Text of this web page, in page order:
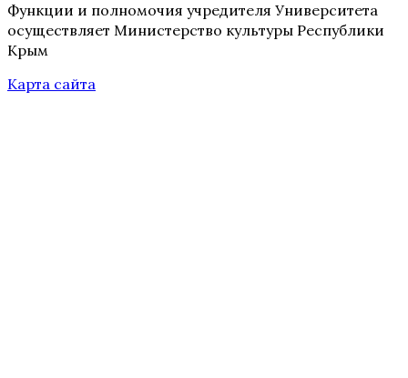
Функции и полномочия учредителя Университета
осуществляет Министерство культуры Республики
Крым
Карта сайта